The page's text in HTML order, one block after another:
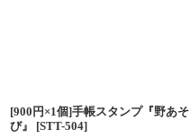
[900円×1個]手帳スタンプ『野あそ
び』
[STT-504]